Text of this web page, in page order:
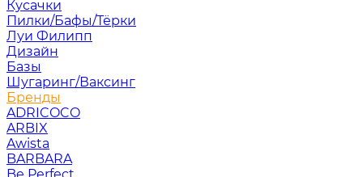
Кусачки
Пилки/Бафы/Тёрки
Луи Филипп
Дизайн
Базы
Шугаринг/Ваксинг
Бренды
ADRICOCO
ARBIX
Awista
BARBARA